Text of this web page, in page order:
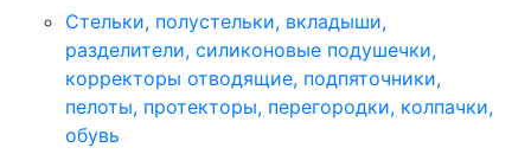
Стельки, полустельки, вкладыши,
разделители, силиконовые подушечки,
корректоры отводящие, подпяточники,
пелоты, протекторы, перегородки, колпачки,
обувь